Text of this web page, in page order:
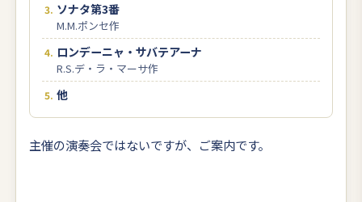
ソナタ第3番
M.M.ポンセ作
ロンデーニャ・サバテアーナ
R.S.デ・ラ・マーサ作
他
主催の演奏会ではないですが、ご案内です。